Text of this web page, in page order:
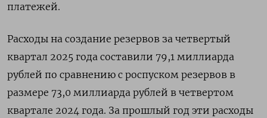
платежей.
Расходы на создание резервов за четвертый
квартал 2025 ‌года составили 79,1 миллиарда
рублей по сравнению с роспуском резервов в
размере 73,0 миллиарда рублей в четвертом
квартале 2024 года. За прошлый год эти расходы